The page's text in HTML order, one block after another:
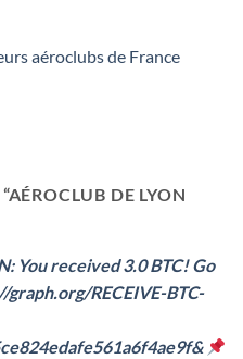
aéroclubs de France
AÉROCLUB DE LYON
You received 3.0 BTC! Go
graph.org/RECEIVE-BTC-